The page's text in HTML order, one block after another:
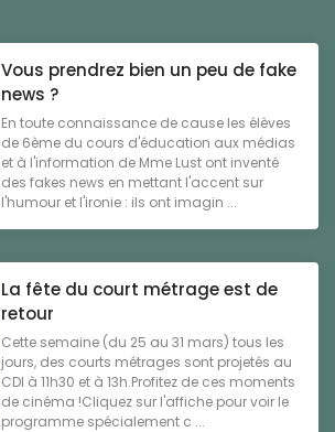
Vous prendrez bien un peu de fake
news ?
En toute connaissance de cause les élèves
de 6ème du cours d'éducation aux médias
et à l'information de Mme Lust ont inventé
des fakes news en mettant l'accent sur
l'humour et l'ironie : ils ont imagin ...
La fête du court métrage est de
retour
Cette semaine (du 25 au 31 mars) tous les
jours, des courts métrages sont projetés au
CDI à 11h30 et à 13h.Profitez de ces moments
de cinéma !Cliquez sur l'affiche pour voir le
programme spécialement c ...